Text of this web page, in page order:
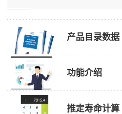
产品目录数据
功能介绍
推定寿命计算